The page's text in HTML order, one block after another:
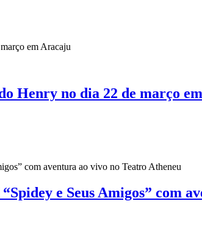
Henry no dia 22 de março
e Seus Amigos” com